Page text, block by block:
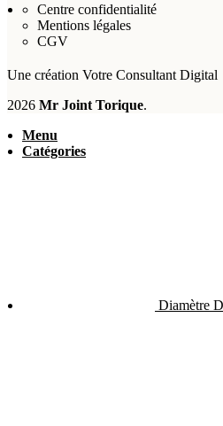
Centre confidentialité
Mentions légales
CGV
Une création Votre Consultant Digital
2026 Mr Joint Torique.
Menu
Catégories
Diamètre